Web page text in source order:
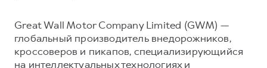
Great Wall Motor Company Limited (GWM) —
глобальный производитель внедорожников,
кроссоверов и пикапов, специализирующийся
на интеллектуальных технологиях и